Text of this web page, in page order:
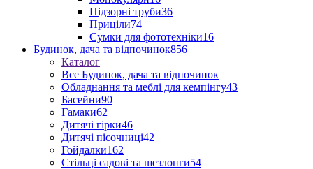
Підзорні труби36
Приціли74
Сумки для фототехніки16
Будинок, дача та відпочинок856
Каталог
Все Будинок, дача та відпочинок
Обладнання та меблі для кемпінгу43
Басейни90
Гамаки62
Дитячі гірки46
Дитячі пісочниці42
Гойдалки162
Стільці садові та шезлонги54